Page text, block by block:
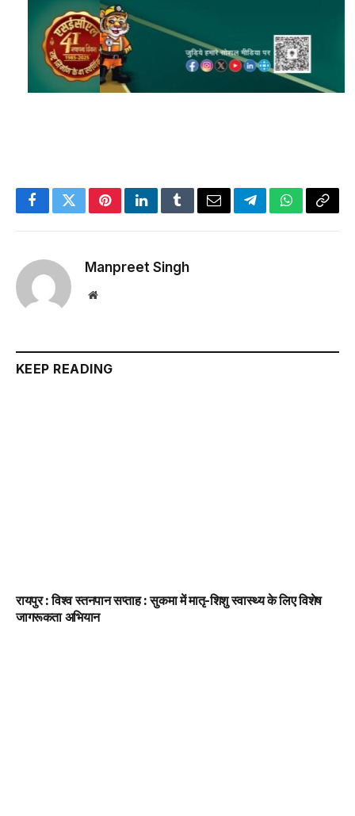
FacebookTwitterPinterestLinkedInTumblrEmailTelegramWhatsApp
Copy
Manpreet Singh
Website
KEEP READING
रायपुर : विश्व स्तनपान सप्ताह : सुकमा में मातृ-शिशु स्वास्थ्य के लिए विशेष
जागरूकता अभियान